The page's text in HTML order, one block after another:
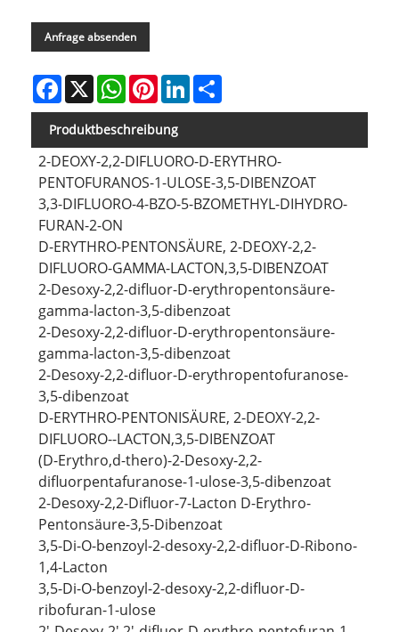
Anfrage absenden
Facebook
X WhatsAppPinterestLinkedIn
Produktbeschreibung
2-DEOXY-2,2-DIFLUORO-D-ERYTHRO-
PENTOFURANOS-1-ULOSE-3,5-DIBENZOAT
3,3-DIFLUORO-4-BZO-5-BZOMETHYL-DIHYDRO-
FURAN-2-ON
D-ERYTHRO-PENTONSÄURE, 2-DEOXY-2,2-
DIFLUORO-GAMMA-LACTON,3,5-DIBENZOAT
2-Desoxy-2,2-difluor-D-erythropentonsäure-
gamma-lacton-3,5-dibenzoat
2-Desoxy-2,2-difluor-D-erythropentonsäure-
gamma-lacton-3,5-dibenzoat
2-Desoxy-2,2-difluor-D-erythropentofuranose-
3,5-dibenzoat
D-ERYTHRO-PENTONISÄURE, 2-DEOXY-2,2-
DIFLUORO--LACTON,3,5-DIBENZOAT
(D-Erythro,d-thero)-2-Desoxy-2,2-
difluorpentafuranose-1-ulose-3,5-dibenzoat
2-Desoxy-2,2-Difluor-7-Lacton D-Erythro-
Pentonsäure-3,5-Dibenzoat
3,5-Di-O-benzoyl-2-desoxy-2,2-difluor-D-Ribono-
1,4-Lacton
3,5-Di-O-benzoyl-2-desoxy-2,2-difluor-D-
ribofuran-1-ulose